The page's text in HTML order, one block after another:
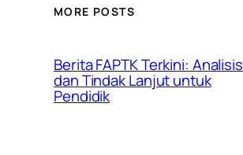
MORE POSTS
Berita FAPTK Terkini: Analisis
dan Tindak Lanjut untuk
Pendidik